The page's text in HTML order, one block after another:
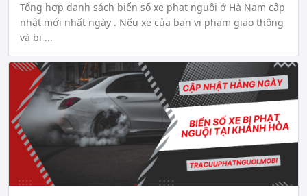
Tổng hợp danh sách biển số xe phạt nguội ở Hà Nam cập
nhật mới nhất ngày . Nếu xe của bạn vi phạm giao thông
và bị ...